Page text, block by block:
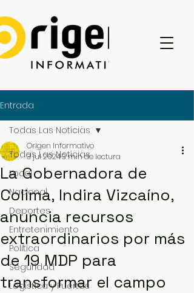
Entrada
Todas Las Noticias
Local
Nacional
Deportes
Entretenimiento
Política
Seguridad
Logística y Puertos
Todas Las Noticias
La Gobernadora de
Colima, Indira Vizcaíno,
anuncia recursos
extraordinarios por más
de 19 MDP para
transformar el campo
Origen Informativo
3 jul 20243 min de lectura